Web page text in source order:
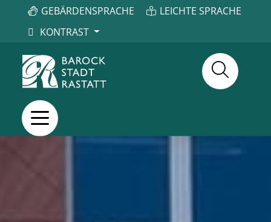
GEBÄRDENSPRACHE
LEICHTE SPRACHE
KONTRAST